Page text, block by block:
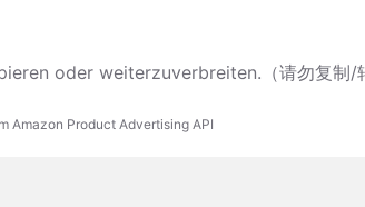
oder weiterzuverbreiten.（请勿复制/
Amazon Product Advertising API